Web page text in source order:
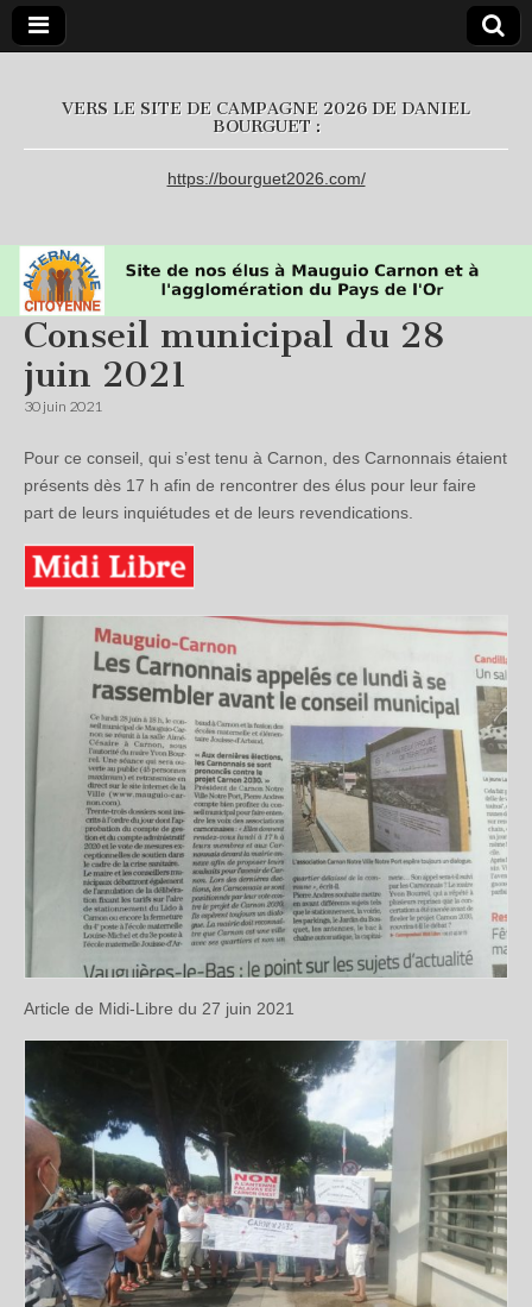
L'Alternative
Citoyenne
VERS LE SITE DE CAMPAGNE 2026 DE DANIEL
BOURGUET :
https://bourguet2026.com/
Conseil municipal du 28
juin 2021
30 juin 2021
Pour ce conseil, qui s’est tenu à Carnon, des Carnonnais étaient
présents dès 17 h afin de rencontrer des élus pour leur faire
part de leurs inquiétudes et de leurs revendications.
Article de Midi-Libre du 27 juin 2021